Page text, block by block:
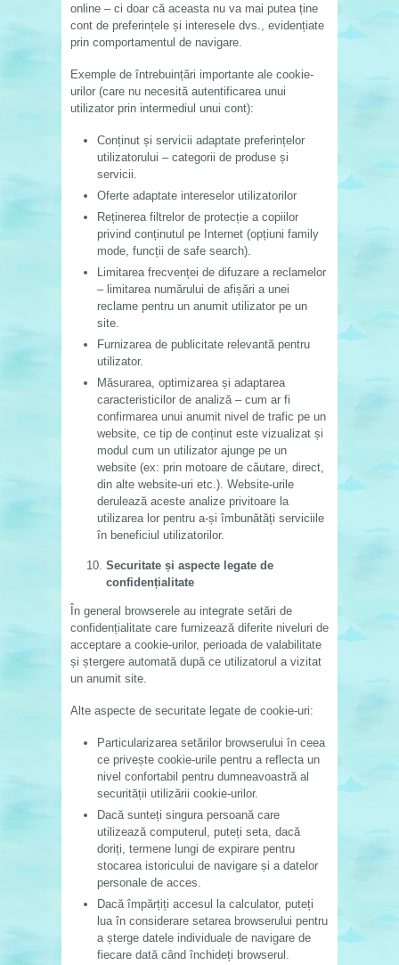
online – ci doar că aceasta nu va mai putea ține
cont de preferințele și interesele dvs., evidențiate
prin comportamentul de navigare.
Exemple de întrebuințări importante ale cookie-
urilor (care nu necesită autentificarea unui
utilizator prin intermediul unui cont):
Conținut și servicii adaptate preferințelor
utilizatorului – categorii de produse și
servicii.
Oferte adaptate intereselor utilizatorilor
Reținerea filtrelor de protecție a copiilor
privind conținutul pe Internet (opțiuni family
mode, funcții de safe search).
Limitarea frecvenței de difuzare a reclamelor
– limitarea numărului de afișări a unei
reclame pentru un anumit utilizator pe un
site.
Furnizarea de publicitate relevantă pentru
utilizator.
Măsurarea, optimizarea și adaptarea
caracteristicilor de analiză – cum ar fi
confirmarea unui anumit nivel de trafic pe un
website, ce tip de conținut este vizualizat și
modul cum un utilizator ajunge pe un
website (ex: prin motoare de căutare, direct,
din alte website-uri etc.). Website-urile
derulează aceste analize privitoare la
utilizarea lor pentru a-și îmbunătăți serviciile
în beneficiul utilizatorilor.
Securitate și aspecte legate de
confidențialitate
În general browserele au integrate setări de
confidențialitate care furnizează diferite niveluri de
acceptare a cookie-urilor, perioada de valabilitate
și ștergere automată după ce utilizatorul a vizitat
un anumit site.
Alte aspecte de securitate legate de cookie-uri:
Particularizarea setărilor browserului în ceea
ce privește cookie-urile pentru a reflecta un
nivel confortabil pentru dumneavoastră al
securității utilizării cookie-urilor.
Dacă sunteți singura persoană care
utilizează computerul, puteți seta, dacă
doriți, termene lungi de expirare pentru
stocarea istoricului de navigare și a datelor
personale de acces.
Dacă împărțiți accesul la calculator, puteți
lua în considerare setarea browserului pentru
a șterge datele individuale de navigare de
fiecare dată când închideți browserul.